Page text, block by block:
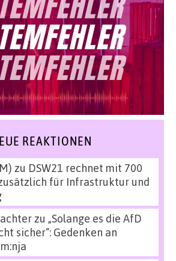
REAKTIONEN
zu DSW21 rechnet mit 700
für Infrastruktur und
zu „Solange es die AfD
sicher“: Gedenken an